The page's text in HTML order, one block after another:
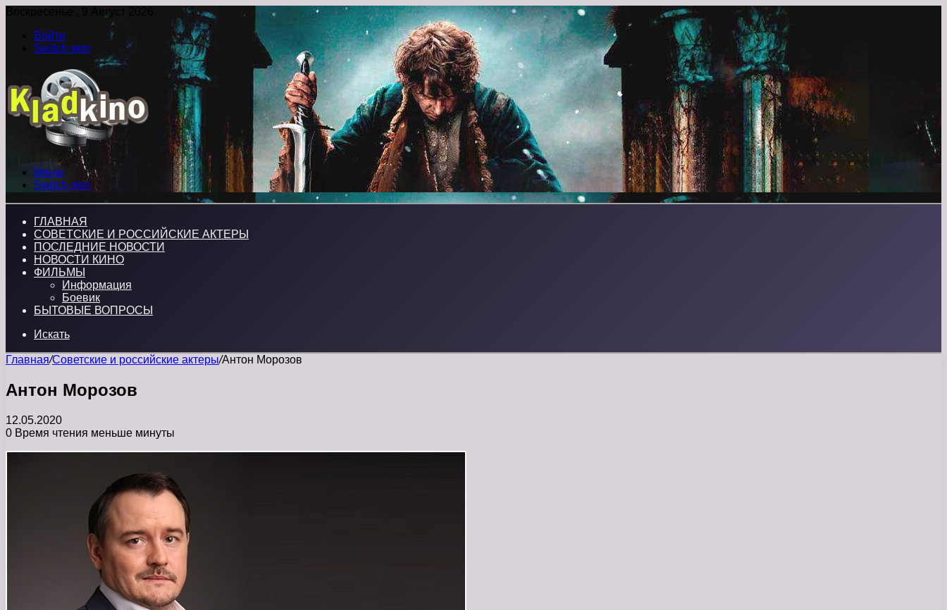
Воскресенье , 9 Август 2026
Войти
Switch skin
Меню
Switch skin
ГЛАВНАЯ
СОВЕТСКИЕ И РОССИЙСКИЕ АКТЕРЫ
ПОСЛЕДНИЕ НОВОСТИ
НОВОСТИ КИНО
ФИЛЬМЫ
Информация
Боевик
БЫТОВЫЕ ВОПРОСЫ
Искать
Главная/Советские и российские актеры/Антон Морозов
Антон Морозов
12.05.2020
0 Время чтения меньше минуты